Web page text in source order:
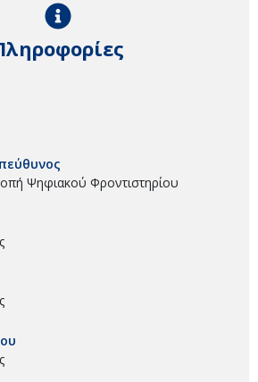
Ψηφιακού Φροντιστηρίου